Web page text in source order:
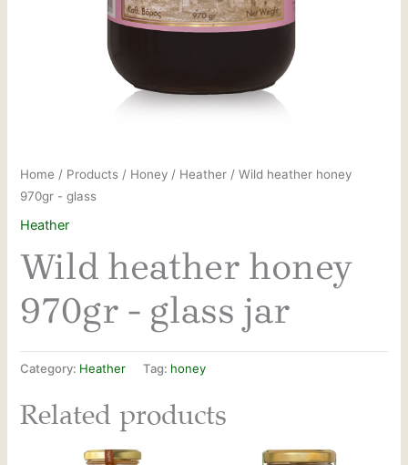
Home / Products / Honey / Heather / Wild heather honey
970gr - glass
Heather
Wild heather honey
970gr - glass jar
Category: Heather Tag: honey
Related products